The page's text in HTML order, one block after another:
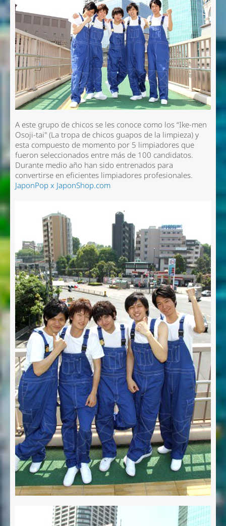
A este grupo de chicos se les conoce como los “Ike-men
Osoji-tai" (La tropa de chicos guapos de la limpieza) y
esta compuesto de momento por 5 limpiadores que
fueron seleccionados entre más de 100 candidatos.
Durante medio año han sido entrenados para
convertirse en eficientes limpiadores profesionales.
JaponPop x JaponShop.com